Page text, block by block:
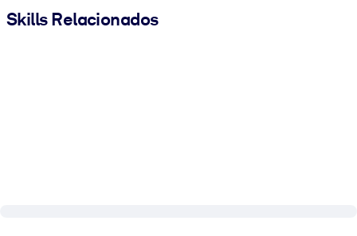
Skills Relacionados